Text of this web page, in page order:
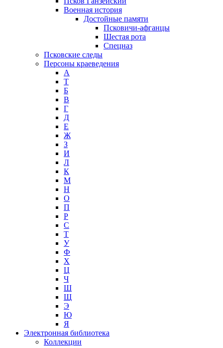
Военная история
Достойные памяти
Псковичи-афганцы
Шестая рота
Спецназ
Псковские следы
Персоны краеведения
А
T
Б
В
Г
Д
Е
Ж
З
И
Л
К
М
Н
О
П
Р
С
Т
У
Ф
Х
Ц
Ч
Ш
Щ
Э
Ю
Я
Электронная библиотека
Коллекции